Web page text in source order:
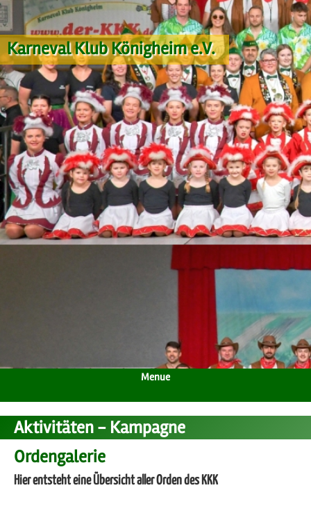
Karneval Klub Königheim e.V.
Menue
Aktivitäten - Kampagne
Ordengalerie
Hier entsteht eine Übersicht aller Orden des KKK